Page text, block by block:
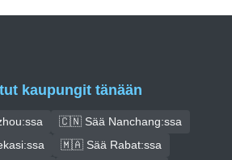
kaupungit tänään
🇨🇳 Sää Nanchang:ssa
🇲🇦 Sää Rabat:ssa